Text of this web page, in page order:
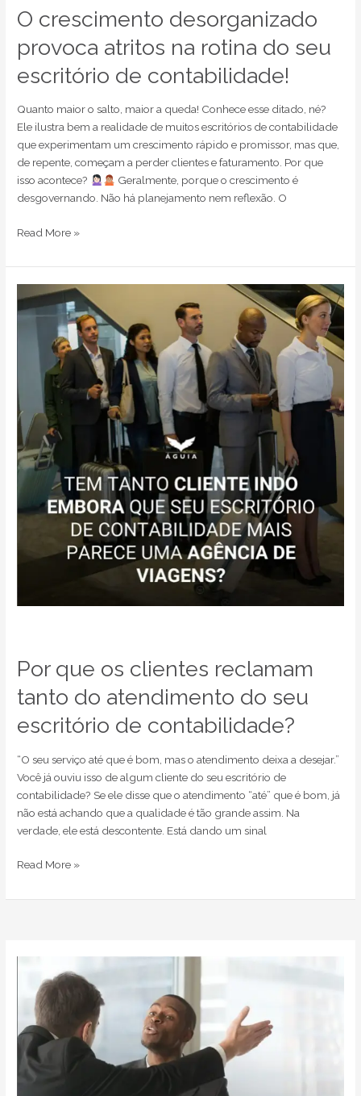
O crescimento desorganizado
provoca atritos na rotina do seu
escritório de contabilidade!
Quanto maior o salto, maior a queda! Conhece esse ditado, né?
Ele ilustra bem a realidade de muitos escritórios de contabilidade
que experimentam um crescimento rápido e promissor, mas que,
de repente, começam a perder clientes e faturamento. Por que
isso acontece?
Geralmente, porque o crescimento é
desgovernando. Não há planejamento nem reflexão. O
Read More »
Por que os clientes reclamam
tanto do atendimento do seu
escritório de contabilidade?
“O seu serviço até que é bom, mas o atendimento deixa a desejar.”
Você já ouviu isso de algum cliente do seu escritório de
contabilidade? Se ele disse que o atendimento “até” que é bom, já
não está achando que a qualidade é tão grande assim. Na
verdade, ele está descontente. Está dando um sinal
que
clientes
reclamam
do
atendimento
do
seu
escritório
de
contabilidade?
Read More »
Cargos
Salários,
uma
estratégia